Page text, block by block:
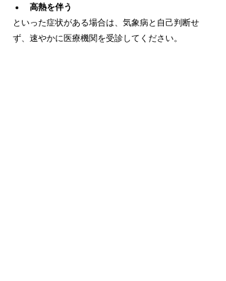
高熱を伴う
といった症状がある場合は、気象病と自己判断せ
ず、速やかに医療機関を受診してください。